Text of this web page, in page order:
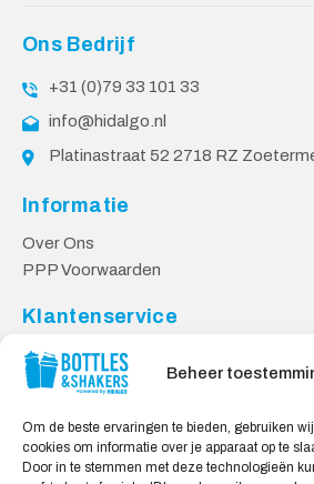
Beheer
Om de beste ervaringen te bieden, gebruiken
cookies om informatie over je apparaat op te
Door in te stemmen met deze technologieën
Ons Bedrijf
+31 (0)79 33 101 33
info@hidalgo.nl
Platinastraat 52 2718 RZ
Informatie
Over Ons
PPP Voorwaarden
Klantenservice
Contact
Levering & Retourneren
Veilig Shoppen